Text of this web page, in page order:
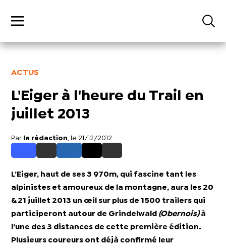
ACTUS
L'Eiger à l'heure du Trail en
juillet 2013
Par la rédaction , le 21/12/2012
L’Eiger, haut de ses 3 970m, qui fascine tant les
alpinistes et amoureux de la montagne, aura les 20
& 21 juillet 2013 un œil sur plus de 1500 trailers qui
participeront autour de Grindelwald (Obernois)à
l’une des 3 distances de cette première édition.
Plusieurs coureurs ont déjà confirmé leur